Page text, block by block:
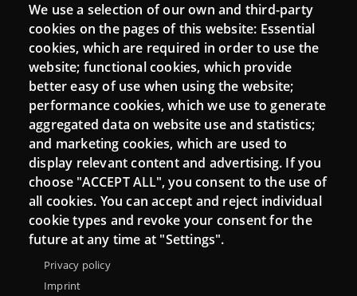
We use a selection of our own and third-party
cookies on the pages of this website: Essential
cookies, which are required in order to use the
website; functional cookies, which provide
better easy of use when using the website;
performance cookies, which we use to generate
aggregated data on website use and statistics;
and marketing cookies, which are used to
display relevant content and advertising. If you
choose "ACCEPT ALL", you consent to the use of
all cookies. You can accept and reject individual
cookie types and revoke your consent for the
future at any time at "Settings".
Privacy policy
Imprint